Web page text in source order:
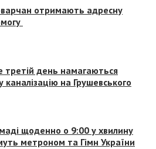
отримають адресну
третій день намагаються
каналізацію на Грушевського
щоденно о 9:00 у хвилину
метроном та Гімн України